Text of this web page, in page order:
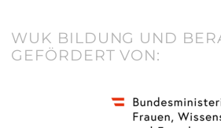
WUK BILDUNG UND
GEFÖRDERT VON: